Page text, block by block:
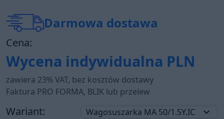
Darmowa dostawa
Cena:
Wycena indywidualna PLN
zawiera 23% VAT, bez kosztów dostawy
Faktura PRO FORMA, BLIK lub przelew
Wariant: Wagosuszarka MA 50/1.5Y.IC keyboard_arrow_down